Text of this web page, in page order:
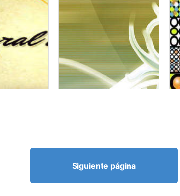
Siguiente página